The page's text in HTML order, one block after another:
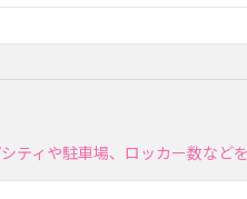
ティや駐車場、ロッカー数など